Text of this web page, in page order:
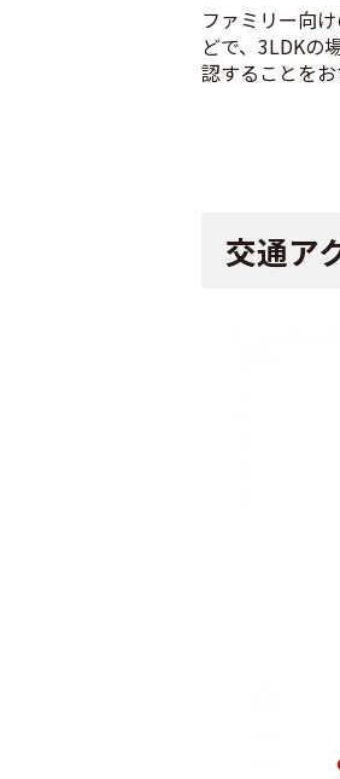
ファミリー向
どで、3LDKの
認することをお
交通ア